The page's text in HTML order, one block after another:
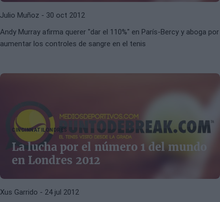
Julio Muñoz - 30 oct 2012
Andy Murray afirma querer "dar el 110%" en París-Bercy y aboga por
aumentar los controles de sangre en el tenis
CINCINNATILONDRES
La lucha por el número 1 del mundo
en Londres 2012
Xus Garrido - 24 jul 2012